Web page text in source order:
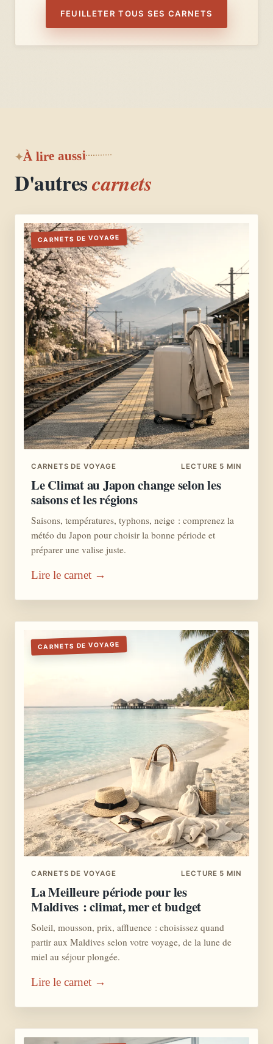
FEUILLETER TOUS SES CARNETS
À lire aussi
D'autrescarnets
CARNETS DE VOYAGE
CARNETS DE VOYAGE LECTURE 5 MIN
Le Climat au Japon change selon les
saisons et les régions
Saisons, températures, typhons, neige : comprenez la
météo du Japon pour choisir la bonne période et
préparer une valise juste.
Lire le carnet →
CARNETS DE VOYAGE
CARNETS DE VOYAGE LECTURE 5 MIN
La Meilleure période pour les
Maldives : climat, mer et budget
Soleil, mousson, prix, affluence : choisissez quand
partir aux Maldives selon votre voyage, de la lune de
miel au séjour plongée.
Lire le carnet →